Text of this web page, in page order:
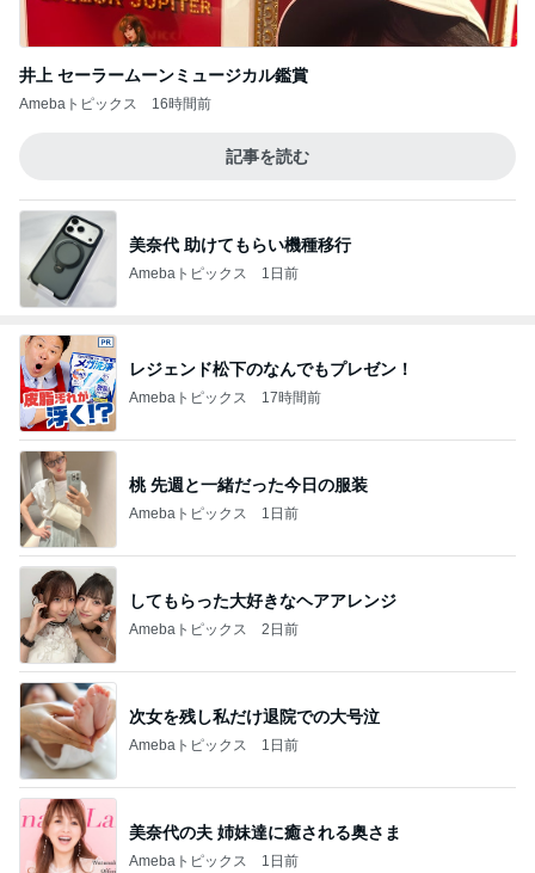
井上 セーラームーンミュージカル鑑賞
Amebaトピックス 16時間前
記事を読む
美奈代 助けてもらい機種移行
Amebaトピックス 1日前
レジェンド松下のなんでもプレゼン！
Amebaトピックス 17時間前
桃 先週と一緒だった今日の服装
Amebaトピックス 1日前
してもらった大好きなヘアアレンジ
Amebaトピックス 2日前
次女を残し私だけ退院での大号泣
Amebaトピックス 1日前
美奈代の夫 姉妹達に癒される奥さま
Amebaトピックス 1日前